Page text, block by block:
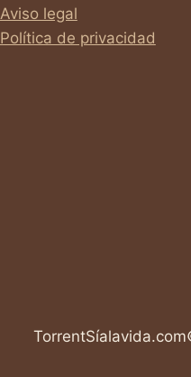
Aviso legal
Política de privacidad